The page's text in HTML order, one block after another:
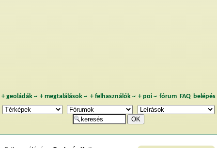
+ geoládák~ +megtalálások ~ + felhasználók~ + poi~ fórum FAQ belépés